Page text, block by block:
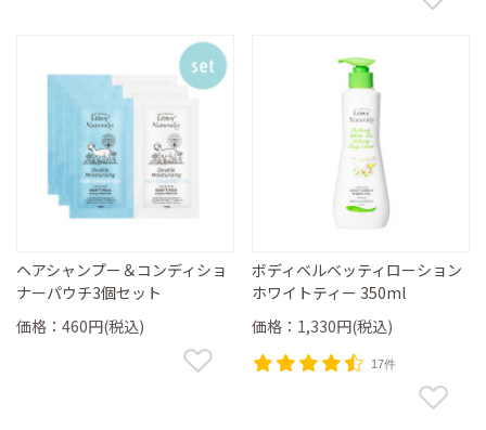
ヘアシャンプー＆コンディショ
ナーパウチ3個セット
価格：460円(税込)
ボディベルベッティローション
ホワイトティー 350ml
価格：1,330円(税込)
17件